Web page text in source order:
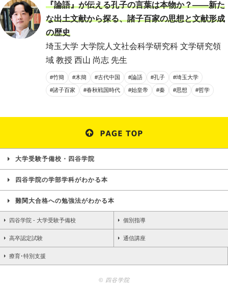
『論語』が伝える孔子の言葉は本物か？――新た
な出土文献から探る、諸子百家の思想と文献形成
の歴史
埼玉大学 大学院人文社会科学研究科 文学研究領
域 教授 西山 尚志 先生
#竹簡 #木簡 #古代中国 #論語 #孔子 #埼玉大学
#諸子百家 #春秋戦国時代 #始皇帝 #秦 #思想 #哲学
大学受験予備校・四谷学院
四谷学院の学部学科がわかる本
難関大合格への勉強法がわかる本
四谷学院 - 大学受験予備校 個別指導
高卒認定試験 通信講座
療育･特別支援
© 四谷学院